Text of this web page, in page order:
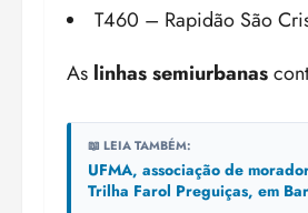
T460 – Rapidão São
As linhas semiurbanas
📖 LEIA TAMBÉM:
UFMA, associação de
Trilha Farol Preguiças, em